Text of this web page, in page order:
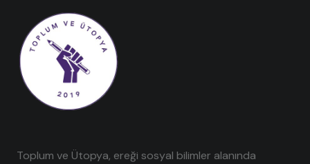
Toplum ve Ütopya, ereği sosyal bilimler alanında